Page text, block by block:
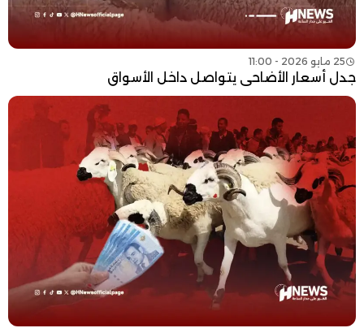
25 مايو 2026 - 11:00
جدل أسعار الأضاحي يتواصل داخل الأسواق